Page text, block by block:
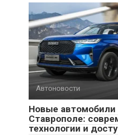
Автоновости
Новые автомобили
Ставрополе:
технологии и